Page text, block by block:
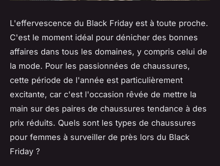
L'effervescence du Black Friday est à toute proche.
C'est le moment idéal pour dénicher des bonnes
affaires dans tous les domaines, y compris celui de
la mode. Pour les passionnées de chaussures,
cette période de l'année est particulièrement
excitante, car c'est l'occasion rêvée de mettre la
main sur des paires de chaussures tendance à des
prix réduits. Quels sont les types de chaussures
pour femmes à surveiller de près lors du Black
Friday ?